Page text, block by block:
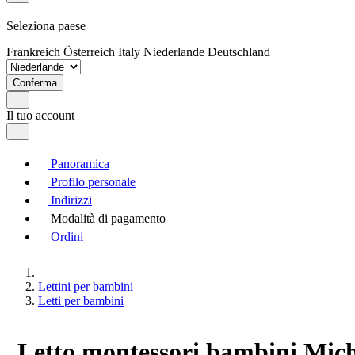
Seleziona paese
Frankreich Österreich Italy Niederlande Deutschland
Conferma
Il tuo account
Panoramica
Profilo personale
Indirizzi
Modalità di pagamento
Ordini
Lettini per bambini
Letti per bambini